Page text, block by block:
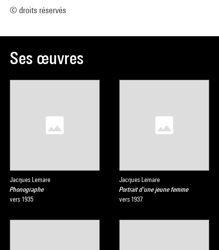
© droits réservés
Ses œuvres
Jacques Lemare
Phonographe
vers 1935
Jacques Lemare
Portrait d'une jeune femme
vers 1937